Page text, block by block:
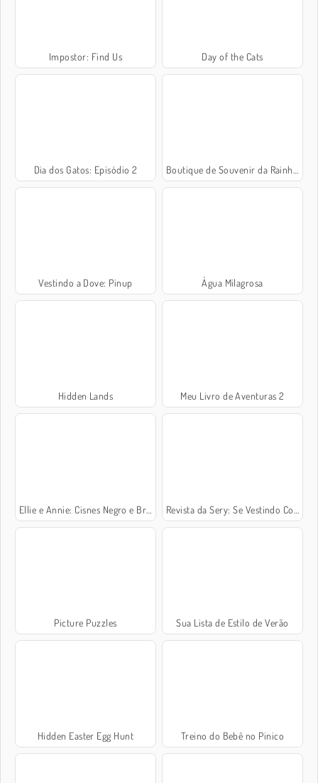
Impostor: Find Us Day of the Cats
Dia dos Gatos: Episódio 2 Boutique de Souvenir da Rainha de Gelo
Vestindo a Dove: Pinup Água Milagrosa
Hidden Lands Meu Livro de Aventuras 2
Ellie e Annie: Cisnes Negro e Branco Revista da Sery: Se Vestindo Como Boneca
Picture Puzzles Sua Lista de Estilo de Verão
Hidden Easter Egg Hunt Treino do Bebê no Pinico